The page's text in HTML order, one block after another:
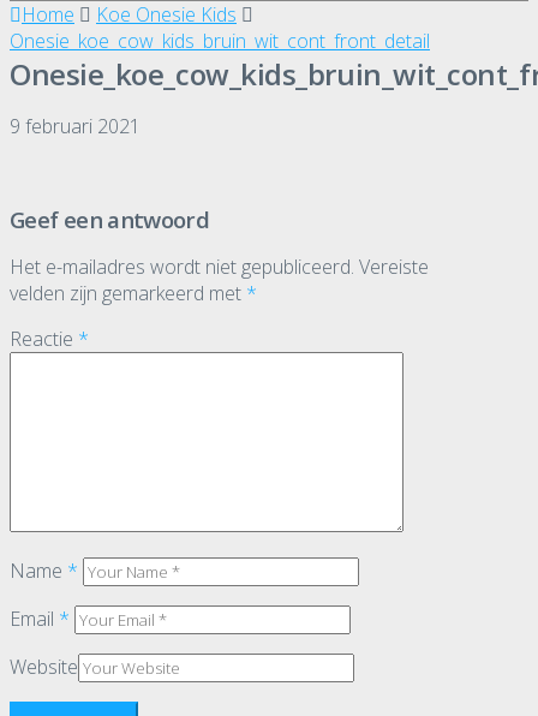
Home
Koe Onesie Kids
Onesie_koe_cow_kids_bruin_wit_cont_front_detail
9 februari 2021
Geef een antwoord
Het e-mailadres wordt niet gepubliceerd. Vereiste
velden zijn gemarkeerd met *
Reactie *
Name *
Email *
Website